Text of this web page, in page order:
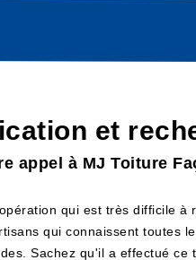
et
appel à MJ Toiture
qui est très difficile
qui connaissent toutes
Sachez qu'il a effectué